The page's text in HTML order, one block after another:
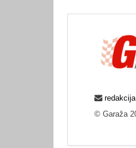
© Garaža